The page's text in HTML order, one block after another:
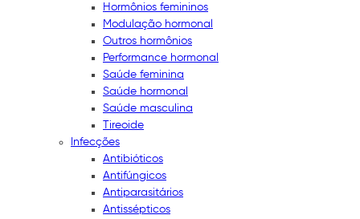
Hormônios femininos
Modulação hormonal
Outros hormônios
Performance hormonal
Saúde feminina
Saúde hormonal
Saúde masculina
Tireoide
Infecções
Antibióticos
Antifúngicos
Antiparasitários
Antissépticos